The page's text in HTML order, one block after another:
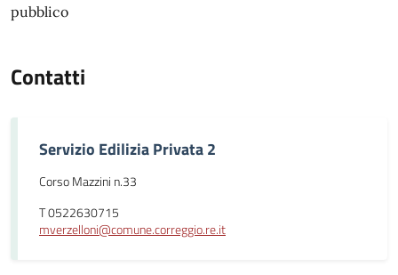
pubblico
Contatti
Servizio Edilizia Privata 2
Corso Mazzini n.33
T 0522630715
mverzelloni@comune.correggio.re.it